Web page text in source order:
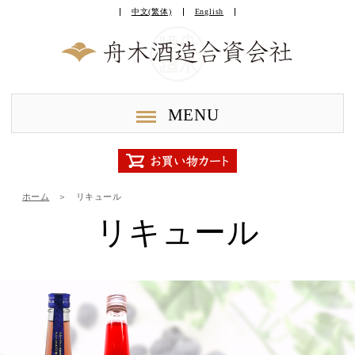
中文(繁体) English
MENU
ホーム ＞ リキュール
リキュール